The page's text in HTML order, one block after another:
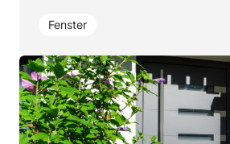
Fenster